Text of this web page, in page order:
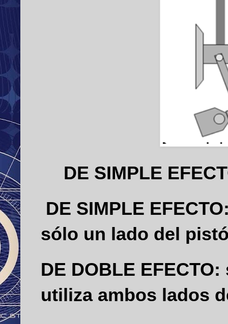
DE SIMPLE
DE SIMPLE
sólo un lado del
DE DOBLE EFECTO:
utiliza ambos lados